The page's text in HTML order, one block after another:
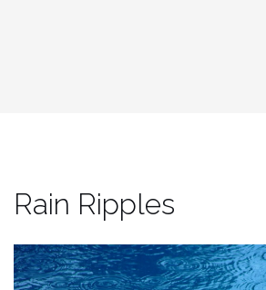
Rain Ripples